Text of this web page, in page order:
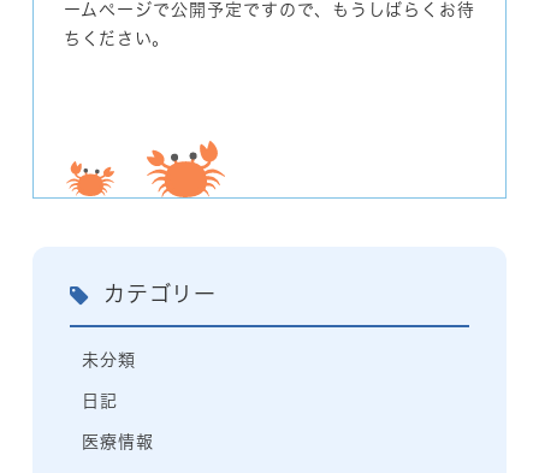
ームページで公開予定ですので、もうしばらくお待
ちください。
カテゴリー
未分類
日記
医療情報